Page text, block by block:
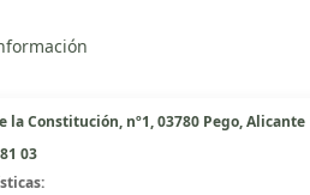
la Constitución, nº1, 03780 Pego, Alicante
03